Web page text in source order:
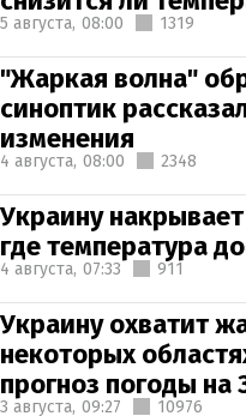
5 августа, 08:00 1319
"Жаркая волна"
синоптик
изменения
4 августа, 08:00 2348
Украину
где температура
4 августа, 07:33 911
Украину охватит
некоторых
прогноз погоды на
3 августа, 09:27 10976